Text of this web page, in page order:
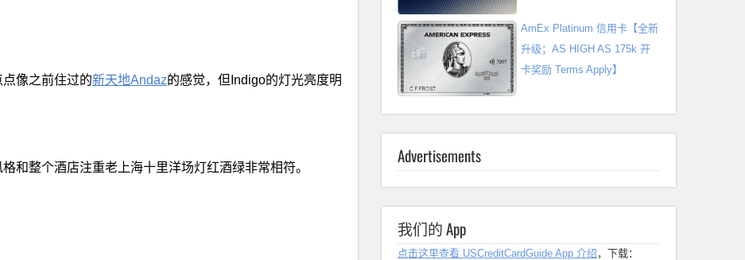
像之前住过的新天地Andaz的感觉，但Indigo的灯光亮度明
和整个酒店注重老上海十里洋场灯红酒绿非常相符。
AmEx Platinum 信用卡【全新
升级；AS HIGH AS 175k 开
卡奖励 Terms Apply】
Advertisements
我们的 App
点击这里查看 USCreditCardGuide App 介绍 ，下载：